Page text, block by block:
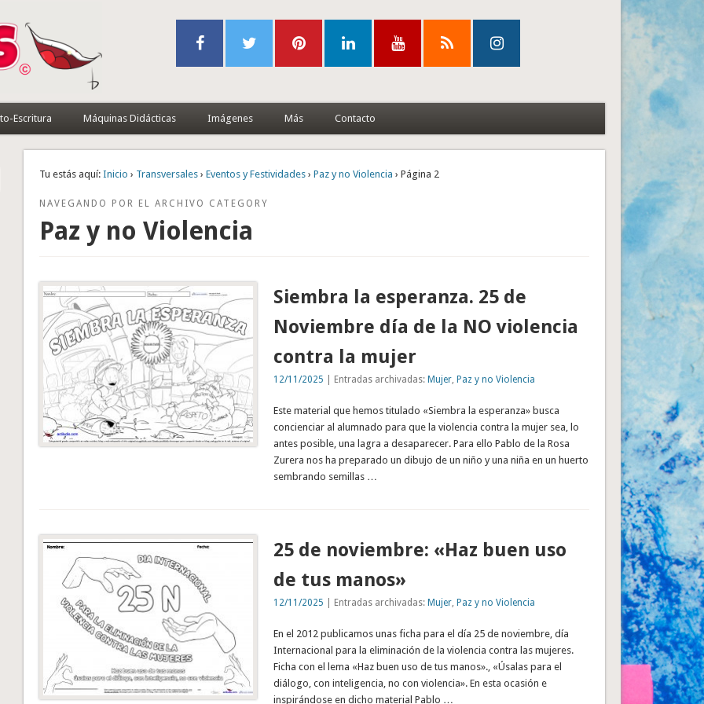
Escritura Máquinas Didácticas Imágenes Más Contacto
Tu estás aquí: Inicio › Transversales ›Eventos y Festividades ›Paz y no Violencia › Página 2
NAVEGANDO POR EL ARCHIVO CATEGORY
Paz y no Violencia
Siembra la esperanza. 25 de
Noviembre día de la NO violencia
contra la mujer
12/11/2025 | Entradas archivadas: Mujer, Paz y no Violencia
Este material que hemos titulado «Siembra la esperanza» busca
concienciar al alumnado para que la violencia contra la mujer sea, lo
antes posible, una lagra a desaparecer. Para ello Pablo de la Rosa
Zurera nos ha preparado un dibujo de un niño y una niña en un huerto
sembrando semillas …
25 de noviembre: «Haz buen uso
de tus manos»
12/11/2025 | Entradas archivadas: Mujer, Paz y no Violencia
En el 2012 publicamos unas ficha para el día 25 de noviembre, día
Internacional para la eliminación de la violencia contra las mujeres.
Ficha con el lema «Haz buen uso de tus manos»., «Úsalas para el
diálogo, con inteligencia, no con violencia». En esta ocasión e
inspirándose en dicho material Pablo …